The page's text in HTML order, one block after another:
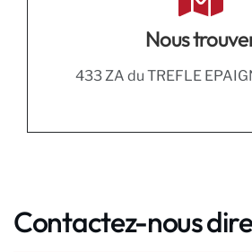
Nous
433 ZA du TREFLE
Contactez-nous